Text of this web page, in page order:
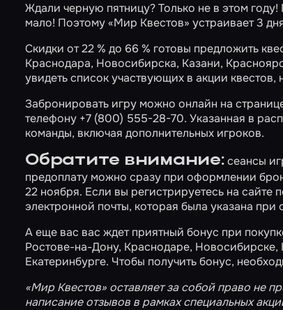
Ждали черную пятницу? Только не в этом
мало! Поэтому «Мир Квестов» устраивает3
Скидки от 22 % до 66 % готовы предложить
Краснодара, Новосибирска, Казани,
увидеть список участвующих в акции
Забронировать игру можно онлайн на
телефону +7 (800) 555-28-70. Указанная в
команды, включая дополнительных игроков.
Обратите внимание:сеансы
предоплату можно сразу при оформлении
22 ноября. Если вы регистрируетесь на
электронной почты, которая была указана
А еще вас вас ждет приятный бонус при
Ростове-на-Дону, Краснодаре, Новосибирске,
Екатеринбурге. Чтобы получить бонус,
«Мир Квестов» оставляет за собой право не
написание отзывов в рамках специальных